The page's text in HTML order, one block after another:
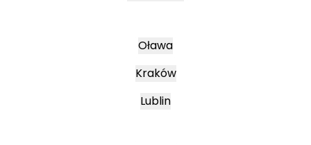
Oława
Kraków
Lublin